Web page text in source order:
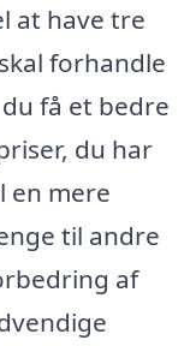
at have tre
forhandle
få et bedre
du har
en mere
til andre
af